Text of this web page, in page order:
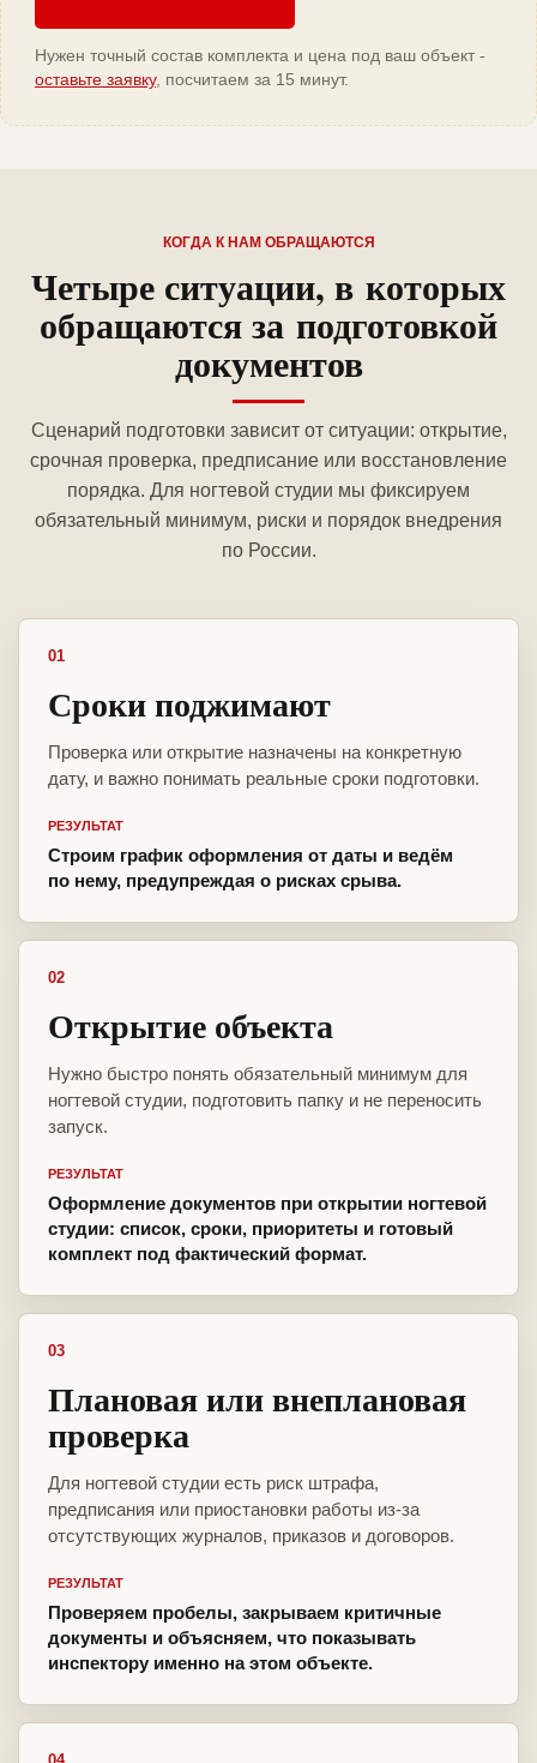
Нужен точный состав комплекта и цена под ваш объект -
оставьте заявку, посчитаем за 15 минут.
КОГДА К НАМ ОБРАЩАЮТСЯ
Четыре ситуации, в которых
обращаются за подготовкой
документов
Сценарий подготовки зависит от ситуации: открытие,
срочная проверка, предписание или восстановление
порядка. Для ногтевой студии мы фиксируем
обязательный минимум, риски и порядок внедрения
по России.
01
Сроки поджимают
Проверка или открытие назначены на конкретную
дату, и важно понимать реальные сроки подготовки.
РЕЗУЛЬТАТ
Строим график оформления от даты и ведём
по нему, предупреждая о рисках срыва.
02
Открытие объекта
Нужно быстро понять обязательный минимум для
ногтевой студии, подготовить папку и не переносить
запуск.
РЕЗУЛЬТАТ
Оформление документов при открытии ногтевой
студии: список, сроки, приоритеты и готовый
комплект под фактический формат.
03
Плановая или внеплановая
проверка
Для ногтевой студии есть риск штрафа,
предписания или приостановки работы из-за
отсутствующих журналов, приказов и договоров.
РЕЗУЛЬТАТ
Проверяем пробелы, закрываем критичные
документы и объясняем, что показывать
инспектору именно на этом объекте.